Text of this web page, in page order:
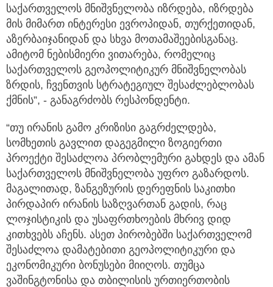
საქართველოს მნიშვნელობა იზრდება, იზრდება
მის მიმართ ინტერესი ევროპიდან, თურქეთიდან,
აზერბაიჯანიდან და სხვა მოთამაშეებისგანაც.
ამიტომ ნებისმიერი ვითარება, რომელიც
საქართველოს გეოპოლიტიკურ მნიშვნელობას
ზრდის, ჩვენთვის სტრატეგიულ შესაძლებლობას
ქმნის”, - განაგრძობს რესპონდენტი.
“თუ ირანის გამო კრიზისი გაგრძელდება,
სომხეთის გავლით დაგეგმილი ზოგიერთი
პროექტი შესაძლოა პრობლემური გახდეს და ამან
საქართველოს მნიშვნელობა უფრო გაზარდოს.
მაგალითად, ზანგეზურის დერეფნის საკითხი
პირდაპირ ირანის საზღვართან გადის, რაც
ლოჯისტიკის და უსაფრთხოების მხრივ დიდ
კითხვებს აჩენს. ასეთ პირობებში საქართველომ
შესაძლოა დამატებითი გეოპოლიტიკური და
ეკონომიკური ბონუსები მიიღოს. თუმცა
ვაშინგტონისა და თბილისის ურთიერთობის